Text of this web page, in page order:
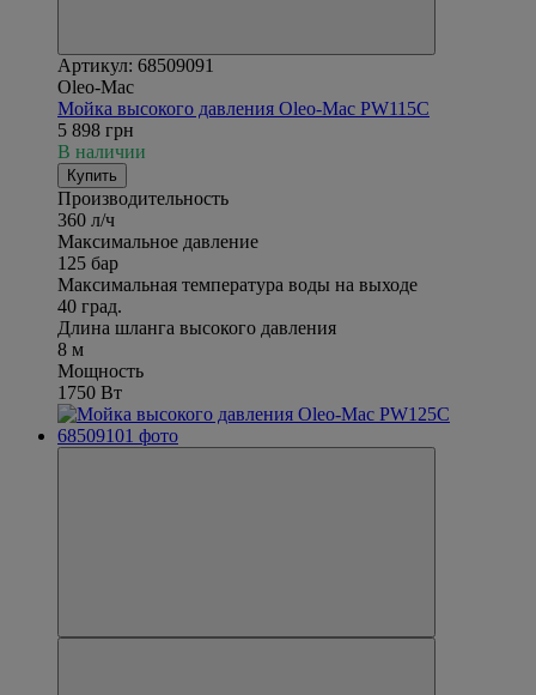
Артикул: 68509091
Oleo-Mac
Мойка высокого давления Oleo-Mac PW115C
5 898 грн
В наличии
Купить
Производительность
360 л/ч
Максимальное давление
125 бар
Максимальная температура воды на выходе
40 град.
Длина шланга высокого давления
8 м
Мощность
1750 Вт